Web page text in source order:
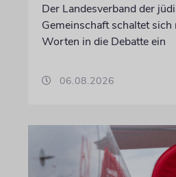
Der Landesverband der
Gemeinschaft schaltet
Worten in die Debatte ein
06.08.2026